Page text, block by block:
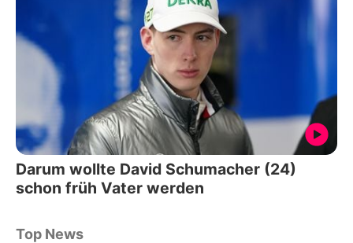
Darum wollte David Schumacher (24)
schon früh Vater werden
Top News